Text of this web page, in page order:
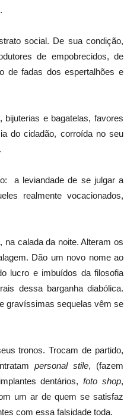
social. De sua condição,
de empobrecidos, de
de fadas dos espertalhões e
e bagatelas, favores
do cidadão, corroída no seu
a leviandade de se julgar a
realmente vocacionados,
calada da noite. Alteram os
Dão um novo nome ao
lucro e imbuídos da filosofia
dessa barganha diabólica.
gravíssimas sequelas vêm se
tronos. Trocam de partido,
personal stile, (fazem
dentários,foto shop,
um ar de quem se satisfaz
com essa falsidade toda.